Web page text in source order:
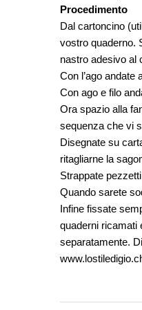
Procedimento
Dal cartoncino
vostro quaderno.
nastro adesivo al
Con l’ago
Con ago e filo
Ora spazio alla
sequenza che vi
Disegnate su
ritagliarne la
Strappate
Quando sarete
Infine fissate
quaderni ricamati
separatamente.